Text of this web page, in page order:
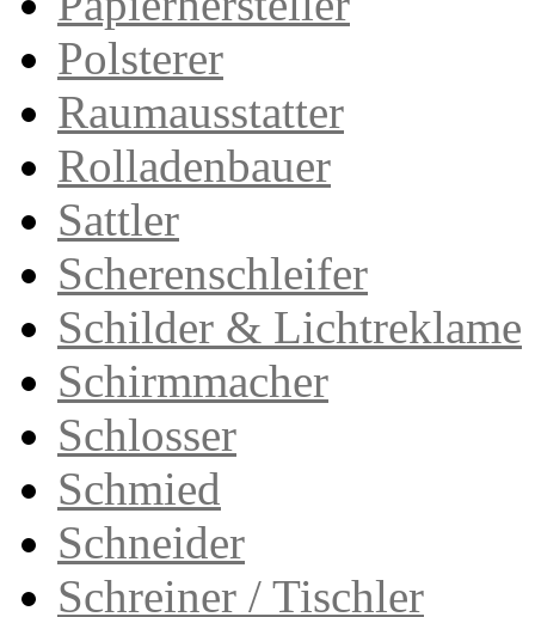
Polsterer
Raumausstatter
Rolladenbauer
Sattler
Scherenschleifer
Schilder & Lichtreklame
Schirmmacher
Schlosser
Schmied
Schneider
Schreiner / Tischler